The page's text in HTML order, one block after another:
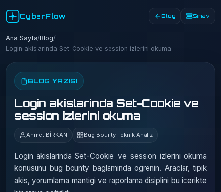
CyberFlow Blog Sınav
Ana Sayfa/Blog/
Login akislarinda Set-Cookie ve session izlerini okuma
BLOG YAZISI
Login akislarinda Set-Cookie ve
session izlerini okuma
Ahmet BİRKAN Bug Bounty Teknik Analiz
Login akislarinda Set-Cookie ve session izlerini okuma
konusunu bug bounty baglaminda ogrenin. Araclar, tipik
akis, yorumlama mantigi ve raporlama disiplini bu icerikte